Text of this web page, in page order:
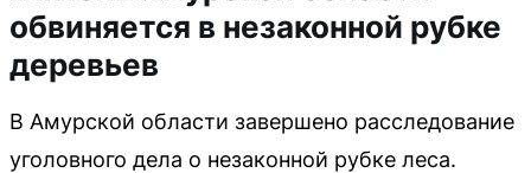
обвиняется в незаконной рубке
деревьев
В Амурской области завершено расследование
уголовного дела о незаконной рубке леса.